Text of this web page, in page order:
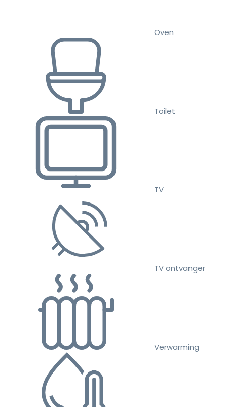
Oven
Toilet
TV
TV ontvanger
Verwarming